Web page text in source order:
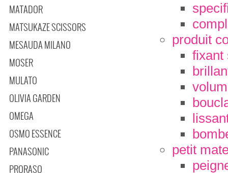
MATADOR
MATSUKAZE SCISSORS
MESAUDA MILANO
MOSER
MULATO
OLIVIA GARDEN
OMEGA
OSMO ESSENCE
PANASONIC
PRORASO
produit
fixant
petit